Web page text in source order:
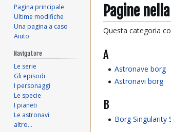
Vai
alla
navigazione
Vai
alla
ricerca
Pagine
Questa categoria
A
Astronave borg
Astronavi borg
B
Borg Singularity
Pagina principale
Ultime modifiche
Una pagina a caso
Aiuto
Navigatore
Le serie
Gli episodi
I personaggi
Le specie
I pianeti
Le astronavi
altro…